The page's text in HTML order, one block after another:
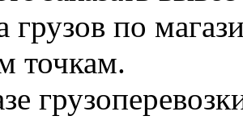
грузов по
точкам.